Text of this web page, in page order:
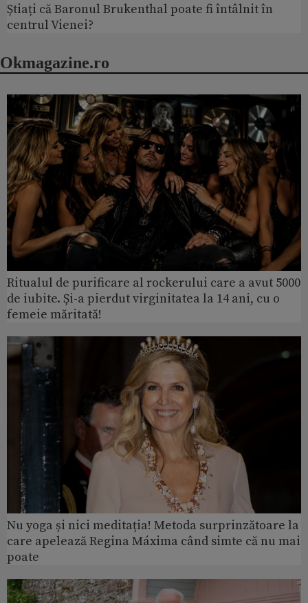
Știați că Baronul Brukenthal poate fi întâlnit în
centrul Vienei?
Okmagazine.ro
Ritualul de purificare al rockerului care a avut 5000
de iubite. Și-a pierdut virginitatea la 14 ani, cu o
femeie măritată!
Nu yoga și nici meditația! Metoda surprinzătoare la
care apelează Regina Máxima când simte că nu mai
poate